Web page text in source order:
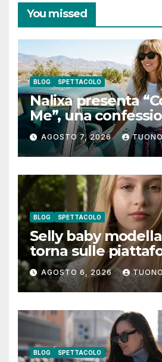
You missed
BLOG SPETTACOLO
Nalixa presenta
Me”, una
notturna tra
AGOSTO 7, 2026
BLOG SPETTACOLO
Selly baby
torna sulle
digitali con “Luna
guarda”
AGOSTO 6, 2026
BLOG SPETTACOLO